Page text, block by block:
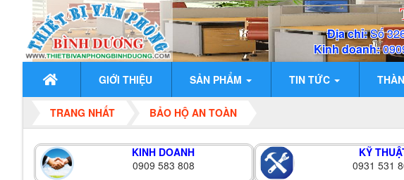
Địa chỉ:Số
Kinh doanh:
GIỚI THIỆU SẢN PHẨM TIN TỨC
TRANG NHẤT BẢO HỘ AN TOÀN
KINH DOANH
0909 583 808
KỸ
0931 531